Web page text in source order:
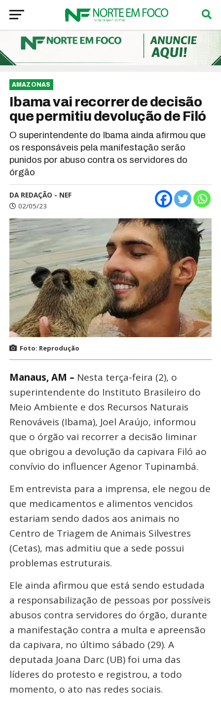
AMAZONAS
Ibama vai recorrer de decisão
que permitiu devolução de Filó
O superintendente do Ibama ainda afirmou que
os responsáveis pela manifestação serão
punidos por abuso contra os servidores do
órgão
DA REDAÇÃO - NEF
02/05/23
Foto: Reprodução
Manaus, AM – Nesta terça-feira (2), o
superintendente do Instituto Brasileiro do
Meio Ambiente e dos Recursos Naturais
Renováveis (Ibama), Joel Araújo, informou
que o órgão vai recorrer a decisão liminar
que obrigou a devolução da capivara Filó ao
convívio do influencer Agenor Tupinambá.
Em entrevista para a imprensa, ele negou de
que medicamentos e alimentos vencidos
estariam sendo dados aos animais no
Centro de Triagem de Animais Silvestres
(Cetas), mas admitiu que a sede possui
problemas estruturais.
Ele ainda afirmou que está sendo estudada
a responsabilização de pessoas por possíveis
abusos contra servidores do órgão, durante
a manifestação contra a multa e apreensão
da capivara, no último sábado (29). A
deputada Joana Darc (UB) foi uma das
líderes do protesto e registrou, a todo
momento, o ato nas redes sociais.